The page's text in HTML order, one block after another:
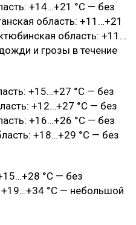
+14…+21 °C — без
область: +11…+21
область: +11…
и грозы в течение
+15…+27 °C — без
+12…+27 °C — без
+16…+26 °C — без
+18…+29 °C — без
°C — без
°C — небольшой